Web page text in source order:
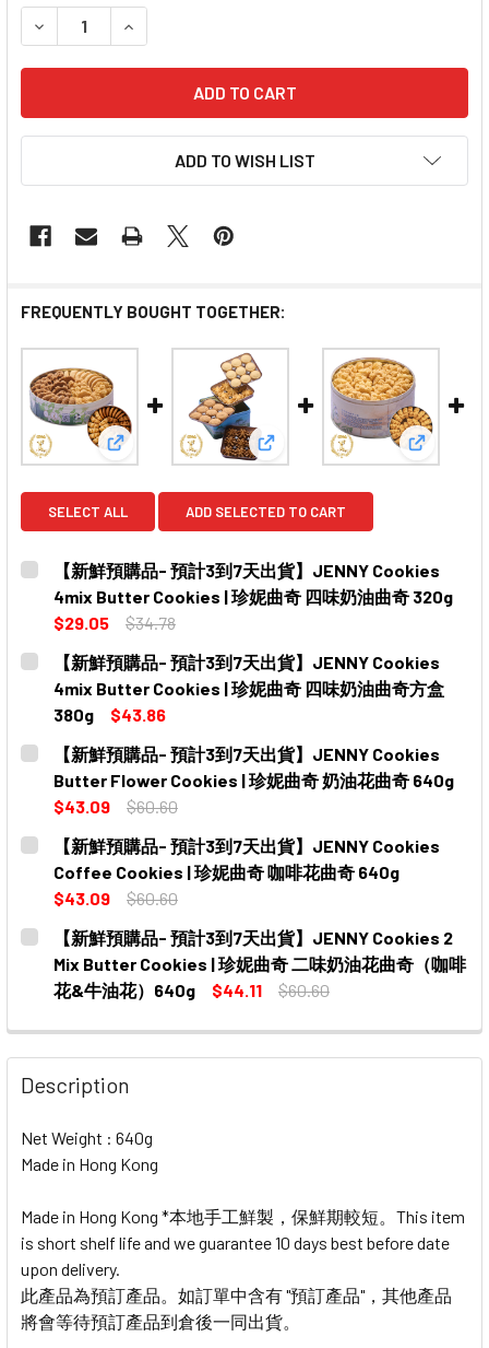
DECREASE QUANTITY OF 【新鮮預購品- 預計3到7天出貨
INCREASE QUANTITY OF 【新鮮預購品- 預計3
ADD TO WISH LIST
FREQUENTLY BOUGHT TOGETHER:
View: 【新鮮預購品- 預計3到7天出貨】JENNY
View: 【新鮮預購品- 預計3
View: 【
SELECT ALL ADD SELECTED TO CART
【新鮮預購品- 預計3到7天出貨】JENNY Cookies
4mix Butter Cookies | 珍妮曲奇 四味奶油曲奇 320g
$29.05
$34.78
CURRENT
STOCK:
QUANTITY:
DECREASE QUANTITY OF 【新鮮預購品- 預計3到7天出貨
INCREASE QUANTITY OF 【新鮮預購品- 預計3
【新鮮預購品- 預計3到7天出貨】JENNY Cookies
4mix Butter Cookies | 珍妮曲奇 四味奶油曲奇方盒
380g
$43.86
CURRENT
STOCK:
QUANTITY:
DECREASE QUANTITY OF 【新鮮預購品- 預計3到7天出貨
INCREASE QUANTITY OF 【新鮮預購品- 預計3
【新鮮預購品- 預計3到7天出貨】JENNY Cookies
Butter Flower Cookies | 珍妮曲奇 奶油花曲奇 640g
$43.09
$60.60
CURRENT
STOCK:
QUANTITY:
DECREASE QUANTITY OF 【新鮮預購品- 預計3到7天出貨
INCREASE QUANTITY OF 【新鮮預購品- 預計3
【新鮮預購品- 預計3到7天出貨】JENNY Cookies
Coffee Cookies | 珍妮曲奇 咖啡花曲奇 640g
$43.09
$60.60
CURRENT
STOCK:
QUANTITY:
DECREASE QUANTITY OF 【新鮮預購品- 預計3到7天出貨
INCREASE QUANTITY OF 【新鮮預購品- 預計3
【新鮮預購品- 預計3到7天出貨】JENNY Cookies 2
Mix Butter Cookies | 珍妮曲奇 二味奶油花曲奇（咖啡
花&牛油花）640g
$44.11
$60.60
DECREASE QUANTITY OF 【新鮮預購品- 預計3到7天出貨
INCREASE QUANTITY OF 【新鮮預購品- 預計3
Description
Net Weight : 640g
Made in Hong Kong
Made in Hong Kong *本地手工鮮製，保鮮期較短。This item
is short shelf life and we guarantee 10 days best before date
upon delivery.
此產品為預訂產品。如訂單中含有 "預訂產品"，其他產品
將會等待預訂產品到倉後一同出貨。